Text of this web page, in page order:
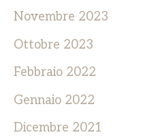
Novembre 2023
Ottobre 2023
Febbraio 2022
Gennaio 2022
Dicembre 2021